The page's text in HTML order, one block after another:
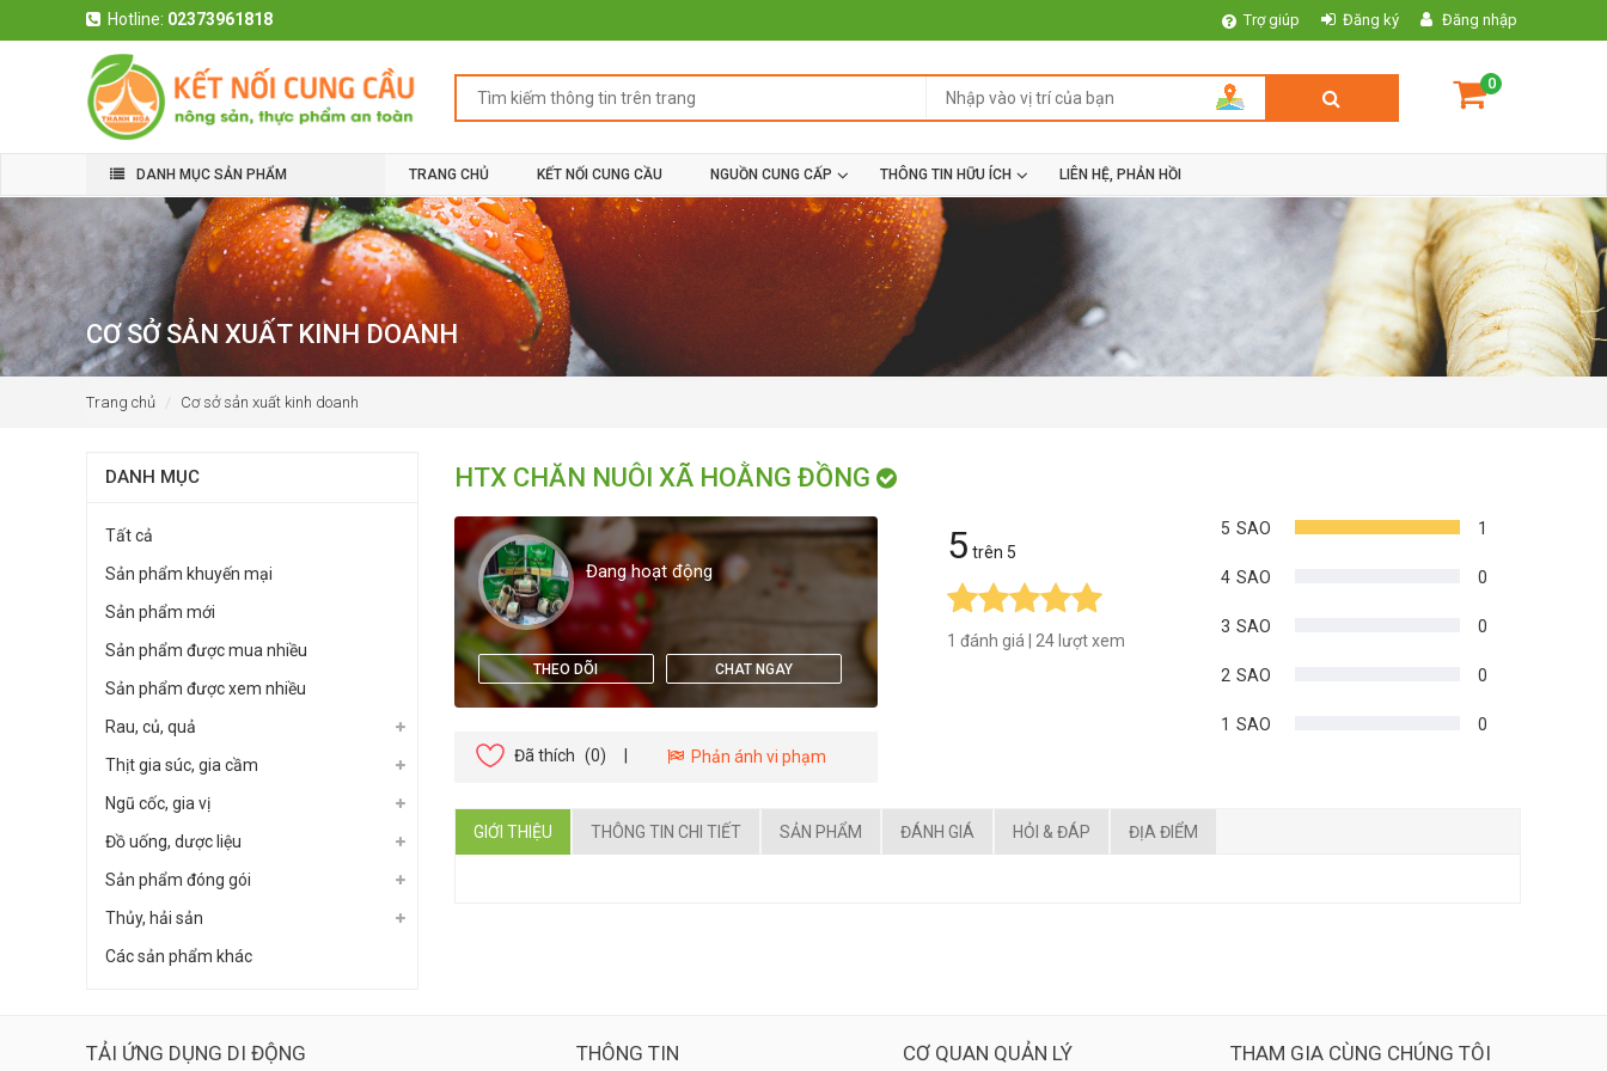
Hotline: 02373961818 Trợ giúp Đăng ký Đăng nhập
0
DANH MỤC SẢN PHẨM TRANG CHỦ KẾT NỐI CUNG CẦU NGUỒN CUNG CẤP THÔNG TIN HỮU ÍCH LIÊN HỆ, PHẢN HỒI
CƠ SỞ SẢN XUẤT KINH DOANH
Trang chủ Cơ sở sản xuất kinh doanh
DANH MỤC
Tất cả
Sản phẩm khuyến mại
Sản phẩm mới
Sản phẩm được mua nhiều
Sản phẩm được xem nhiều
Rau, củ, quả
Thịt gia súc, gia cầm
Ngũ cốc, gia vị
Đồ uống, dược liệu
Sản phẩm đóng gói
Thủy, hải sản
Các sản phẩm khác
HTX CHĂN NUÔI XÃ HOẰNG ĐỒNG
Đang hoạt động
THEO DÕI CHAT NGAY
Đã thích (0) Phản ánh vi phạm
5 trên 5
1 đánh giá 24 lượt xem
5 SAO 1
4 SAO 0
3 SAO 0
2 SAO 0
1 SAO 0
GIỚI THIỆU THÔNG TIN CHI TIẾT SẢN PHẨM ĐÁNH GIÁ HỎI & ĐÁP ĐỊA ĐIỂM
TẢI ỨNG DỤNG DI ĐỘNG THÔNG TIN CƠ QUAN QUẢN LÝ THAM GIA CÙNG CHÚNG TÔI